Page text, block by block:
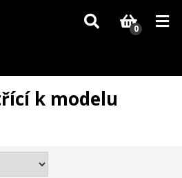
může dodání dílů, které nejsou skladem,
za pochopení.
0
k modelu